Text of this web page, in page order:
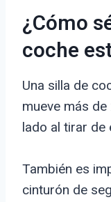
¿Cómo
coche
Una silla de
mueve más
lado al tirar de
También es
cinturón de